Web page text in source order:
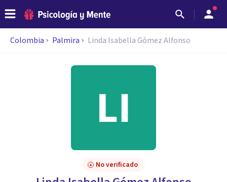
Colombia Palmira Linda Isabella Gómez Alfonso
No verificado